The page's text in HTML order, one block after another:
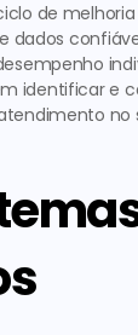
de
dados
identificar e
no